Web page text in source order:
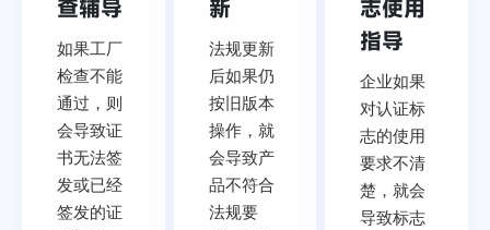
查辅导
如果工厂
检查不能
通过，则
会导致证
书无法签
发或已经
签发的证
新
法规更新
后如果仍
按旧版本
操作，就
会导致产
品不符合
法规要
志使用
指导
企业如果
对认证标
志的使用
要求不清
楚，就会
导致标志